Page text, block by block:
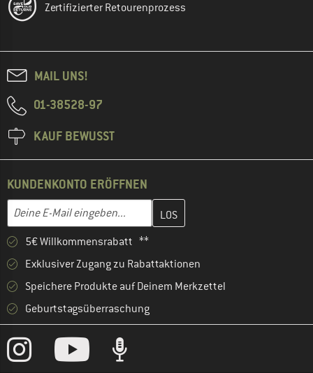
Zertifizierter Retourenprozess
MAIL UNS!
01-38528-97
KAUF BEWUSST
KUNDENKONTO ERÖFFNEN
E-Mail-Adresse
Gib hier deine E-Mail-Adresse ein und erstelle im nächsten
5€ Willkommensrabatt **
Exklusiver Zugang zu Rabattaktionen
Speichere Produkte auf Deinem Merkzettel
Geburtstagsüberraschung